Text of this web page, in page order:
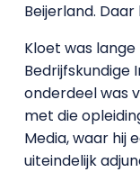
Beijerland.
Kloet was
Bedrijfskundige
onderdeel was
met die
Media, waar hij
uiteindelijk